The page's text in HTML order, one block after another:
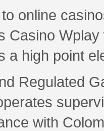
online
Casino
a high point
Regulated
with